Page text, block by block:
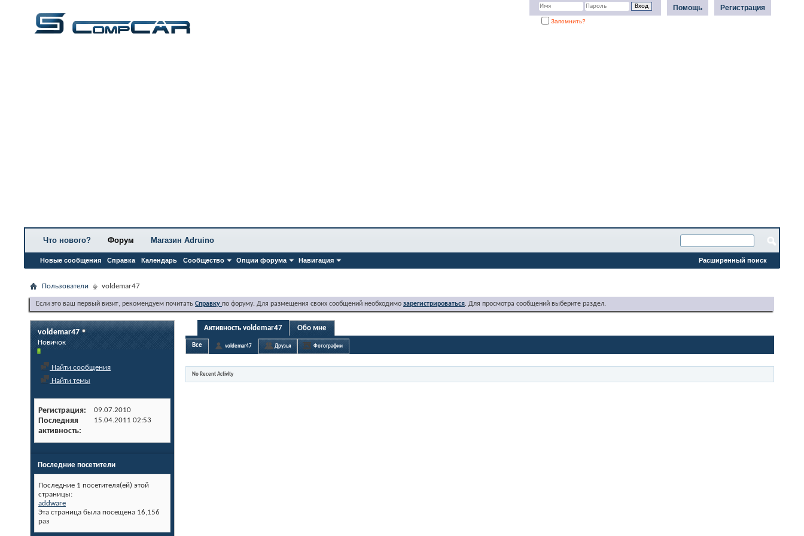
Регистрация
Помощь
Запомнить?
Что нового? Форум
Новые сообщения Справка Календарь Сообщество Опции форума Навигация
Магазин Adruino
Расширенный поиск
Пользователи voldemar47
Если это ваш первый визит, рекомендуем почитать Справку по форуму. Для размещения своих сообщений необходимо зарегистрироваться. Для просмотра сообщений выберите раздел.
voldemar47
Новичок
Найти сообщения
Найти темы
Регистрация 09.07.2010
Последняя
активность
15.04.2011 02:53
Последние посетители
Последние 1 посетителя(ей) этой
страницы:
addware
Эта страница была посещена 16,156
раз
Активность voldemar47 Обо мне
Все voldemar47 Друзья Фотографии
No Recent Activity